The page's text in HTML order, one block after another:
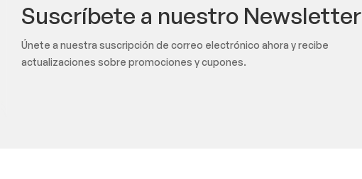
Suscríbete a nuestro Newsletter
Únete a nuestra suscripción de correo electrónico ahora y recibe
actualizaciones sobre promociones y cupones.